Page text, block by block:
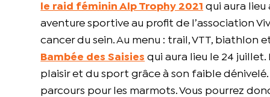
le raid féminin Alp Trophy 2021 qui aura lieu
aventure sportive au profit de l’association
cancer du sein. Au menu : trail, VTT, biathlon
Bambée des Saisies qui aura lieu le 24 juillet.
plaisir et du sport grâce à son faible dénivelé.
parcours pour les marmots. Vous pourrez